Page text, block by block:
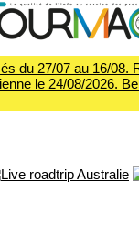
du 27/07 au 16/08.
le 24/08/2026.